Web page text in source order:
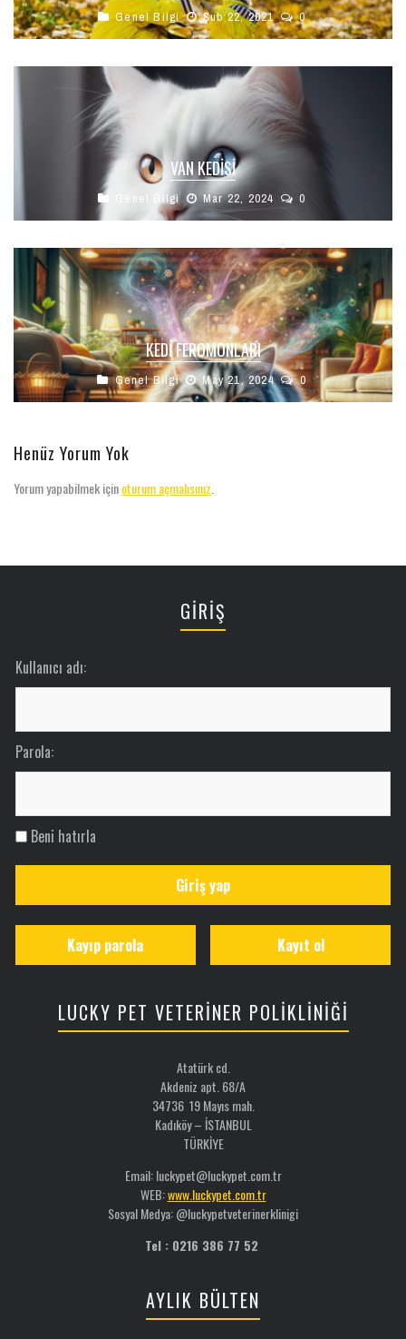
Genel Bilgi Şub 22, 2021 0
VAN KEDISI
Genel Bilgi Mar 22, 2024 0
KEDI FEROMONLARI
Genel Bilgi May 21, 2024 0
Henüz Yorum Yok
Yorum yapabilmek içinoturum açmalısınız
GİRİŞ
Kullanıcı adı:
Parola:
Beni hatırla
Giriş yap
Kayıt ol
Kayıp parola
LUCKY PET VETERİNER POLİKLİNİĞİ
Atatürk cd.
Akdeniz apt. 68/A
34736 19 Mayıs mah.
Kadıköy – İSTANBUL
TÜRKİYE
Email: luckypet@luckypet.com.tr
WEB:www.luckypet.com.tr
Sosyal Medya: @luckypetveterinerklinigi
Tel : 0216 386 77 52
AYLIK BÜLTEN